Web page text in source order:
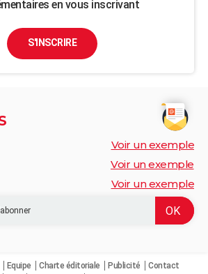
en vous inscrivant
S'INSCRIRE
Voir un exemple
Voir un exemple
Voir un exemple
Equipe Charte éditoriale Publicité
Contact